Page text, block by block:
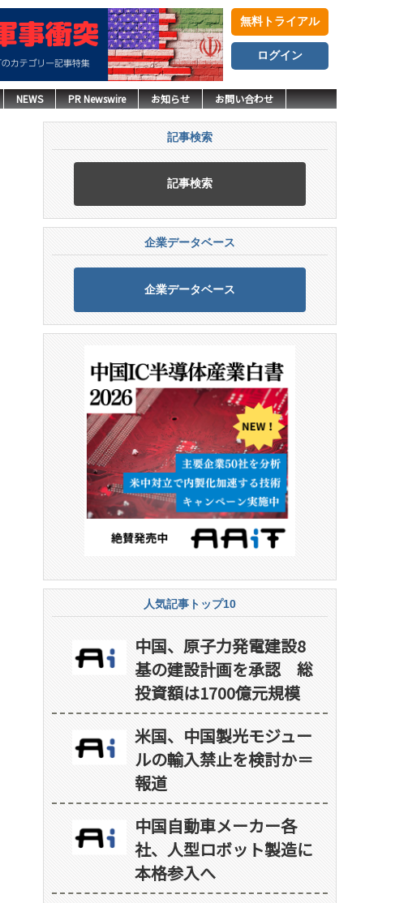
無料トライアル
ログイン
NEWS PR Newswire お知らせ お問い合わせ
記事検索
記事検索
企業データベース
企業データベース
人気記事トップ10
中国、原子力発電建設8
基の建設計画を承認 総
投資額は1700億元規模
米国、中国製光モジュー
ルの輸入禁止を検討か＝
報道
中国自動車メーカー各
社、人型ロボット製造に
本格参入へ